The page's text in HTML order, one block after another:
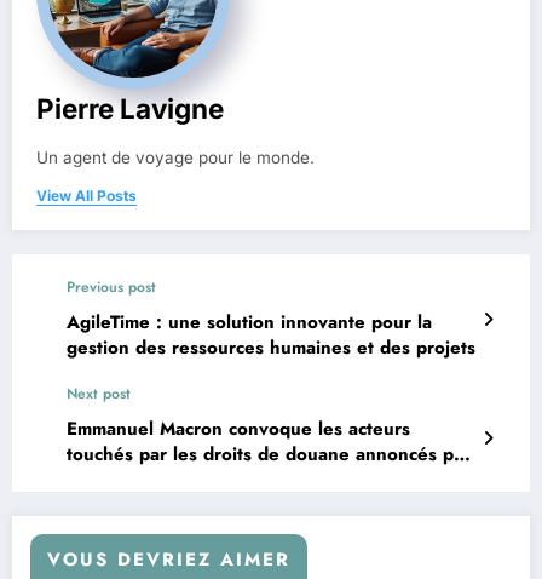
Pierre Lavigne
Un agent de voyage pour le monde.
View All Posts
Previous post
AgileTime : une solution innovante pour la
gestion des ressources humaines et des projets
Next post
Emmanuel Macron convoque les acteurs
touchés par les droits de douane annoncés par
VOUS DEVRIEZ AIMER